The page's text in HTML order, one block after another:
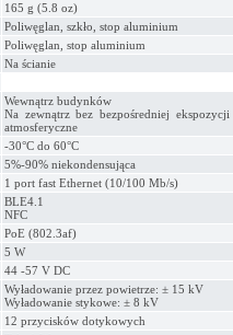
165 g (5.8 oz)
Poliwęglan, szkło, stop aluminium
Poliwęglan, stop aluminium
Na ścianie
Wewnątrz budynków
Na zewnątrz bez bezpośredniej
atmosferyczne
-30°C do 60°C
5%-90% niekondensująca
1 port fast Ethernet (10/100 Mb/s)
BLE4.1
NFC
PoE (802.3af)
5 W
44 -57 V DC
Wyładowanie przez powietrze: ± 15 kV
Wyładowanie stykowe: ± 8 kV
12 przycisków dotykowych